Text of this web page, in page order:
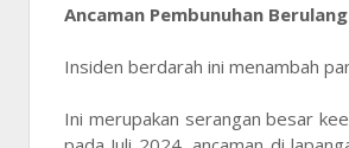
Ancaman Pembunuhan
Insiden berdarah ini menambah
Ini merupakan serangan besar